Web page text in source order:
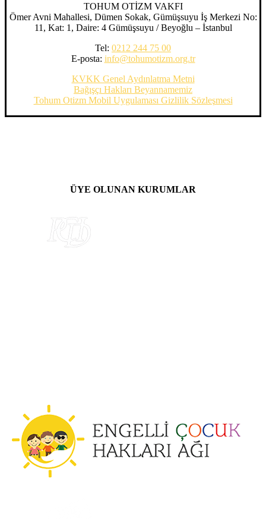
TOHUM OTİZM VAKFI
Ömer Avni Mahallesi, Dümen Sokak, Gümüşsuyu İş Merkezi No:
11, Kat: 1, Daire: 4 Gümüşsuyu / Beyoğlu – İstanbul
Tel: 0212 244 75 00
E-posta: info@tohumotizm.org.tr
KVKK Genel Aydınlatma Metni
Bağışçı Hakları Beyannamemiz
Tohum Otizm Mobil Uygulaması Gizlilik Sözleşmesi
ÜYE OLUNAN KURUMLAR